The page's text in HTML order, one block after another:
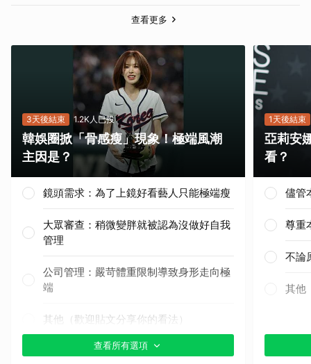
查看更多
3天後結束 1.2K人已投
韓娛圈掀「骨感瘦」現象！極端風潮
主因是？
鏡頭需求：為了上鏡好看藝人只能極端瘦
大眾審查：稍微變胖就被認為沒做好自我
管理
公司管理：嚴苛體重限制導致身形走向極
端
其他（歡迎貼文分享你的看法）
查看所有選項
1天後結束
亞莉安
看？
儘管
尊重
不論
其他